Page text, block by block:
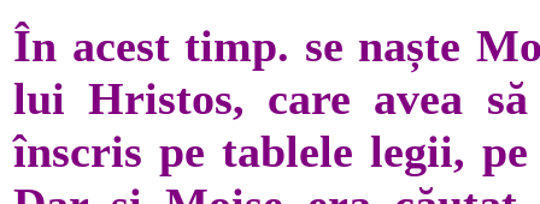
În acest timp. se naște
lui Hristos, care avea
înscris pe tablele legii,